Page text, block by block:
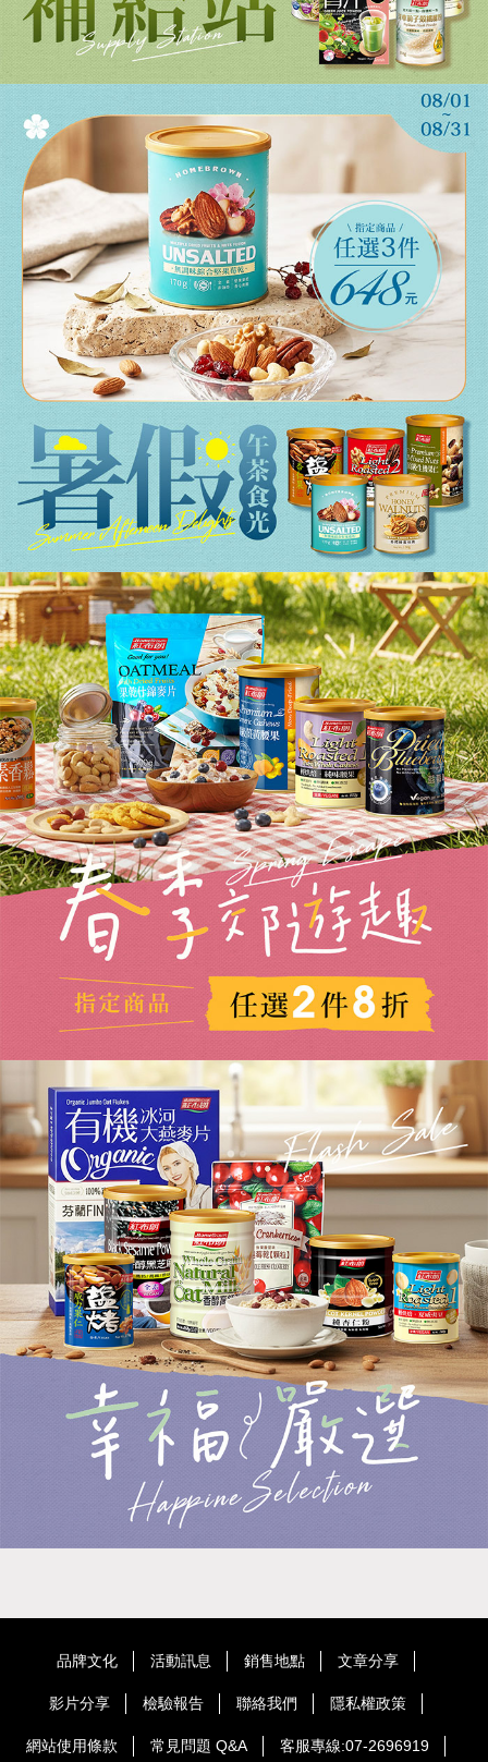
品牌文化 活動訊息 銷售地點 文章分享
影片分享 檢驗報告 聯絡我們 隱私權政策
網站使用條款 常見問題 Q&A 客服專線:07-2696919